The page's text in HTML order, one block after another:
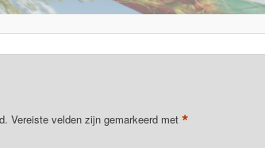
Vereiste velden zijn gemarkeerd met *